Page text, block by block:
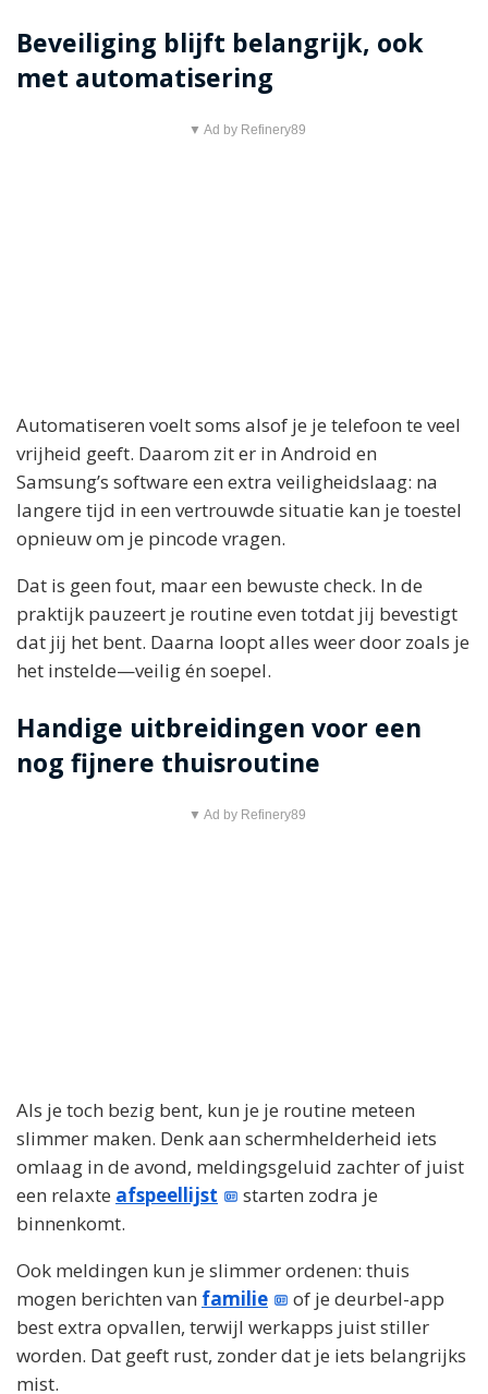
Beveiliging blijft belangrijk, ook
met automatisering
▼ Ad by Refinery89
Automatiseren voelt soms alsof je je telefoon te veel
vrijheid geeft. Daarom zit er in Android en
Samsung’s software een extra veiligheidslaag: na
langere tijd in een vertrouwde situatie kan je toestel
opnieuw om je pincode vragen.
Dat is geen fout, maar een bewuste check. In de
praktijk pauzeert je routine even totdat jij bevestigt
dat jij het bent. Daarna loopt alles weer door zoals je
het instelde—veilig én soepel.
Handige uitbreidingen voor een
nog fijnere thuisroutine
▼ Ad by Refinery89
Als je toch bezig bent, kun je je routine meteen
slimmer maken. Denk aan schermhelderheid iets
omlaag in de avond, meldingsgeluid zachter of juist
een relaxte afspeellijst
starten zodra je
binnenkomt.
Ook meldingen kun je slimmer ordenen: thuis
mogen berichten van familie
of je deurbel-app
best extra opvallen, terwijl werkapps juist stiller
worden. Dat geeft rust, zonder dat je iets belangrijks
mist.